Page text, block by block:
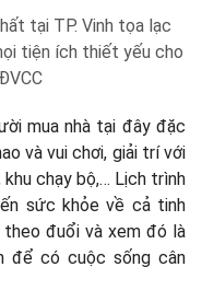
tại TP. Vinh tọa lạc
tiện ích thiết yếu cho
mua nhà tại đây đặc
và vui chơi, giải trí với
khu chạy bộ,… Lịch trình
sức khỏe về cả tinh
đuổi và xem đó là
để có cuộc sống cân